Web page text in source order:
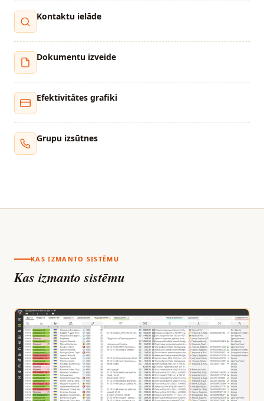
Kontaktu ielāde
Dokumentu izveide
Efektivitātes grafiki
Grupu izsūtnes
KAS IZMANTO SISTĒMU
Kas izmanto sistēmu